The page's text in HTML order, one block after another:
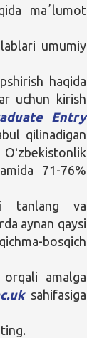
maʼlumot
umumiy
haqida
uchun kirish
Entry
qilinadigan
71-76%
tanlang va
aynan qaysi
bosqich
orqali amalga
sahifasiga